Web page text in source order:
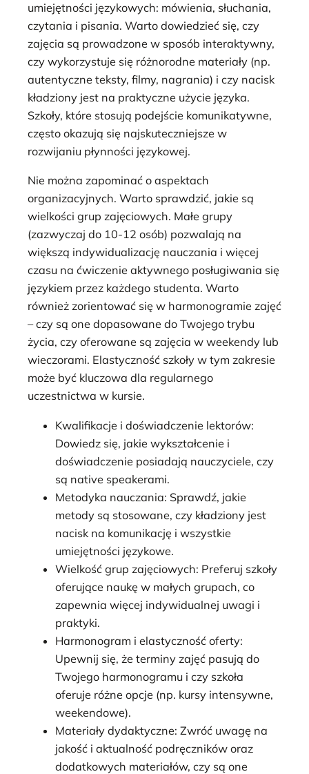
umiejętności językowych: mówienia, słuchania,
czytania i pisania. Warto dowiedzieć się, czy
zajęcia są prowadzone w sposób interaktywny,
czy wykorzystuje się różnorodne materiały (np.
autentyczne teksty, filmy, nagrania) i czy nacisk
kładziony jest na praktyczne użycie języka.
Szkoły, które stosują podejście komunikatywne,
często okazują się najskuteczniejsze w
rozwijaniu płynności językowej.
Nie można zapominać o aspektach
organizacyjnych. Warto sprawdzić, jakie są
wielkości grup zajęciowych. Małe grupy
(zazwyczaj do 10-12 osób) pozwalają na
większą indywidualizację nauczania i więcej
czasu na ćwiczenie aktywnego posługiwania się
językiem przez każdego studenta. Warto
również zorientować się w harmonogramie zajęć
– czy są one dopasowane do Twojego trybu
życia, czy oferowane są zajęcia w weekendy lub
wieczorami. Elastyczność szkoły w tym zakresie
może być kluczowa dla regularnego
uczestnictwa w kursie.
Kwalifikacje i doświadczenie lektorów:
Dowiedz się, jakie wykształcenie i
doświadczenie posiadają nauczyciele, czy
są native speakerami.
Metodyka nauczania: Sprawdź, jakie
metody są stosowane, czy kładziony jest
nacisk na komunikację i wszystkie
umiejętności językowe.
Wielkość grup zajęciowych: Preferuj szkoły
oferujące naukę w małych grupach, co
zapewnia więcej indywidualnej uwagi i
praktyki.
Harmonogram i elastyczność oferty:
Upewnij się, że terminy zajęć pasują do
Twojego harmonogramu i czy szkoła
oferuje różne opcje (np. kursy intensywne,
weekendowe).
Materiały dydaktyczne: Zwróć uwagę na
jakość i aktualność podręczników oraz
dodatkowych materiałów, czy są one